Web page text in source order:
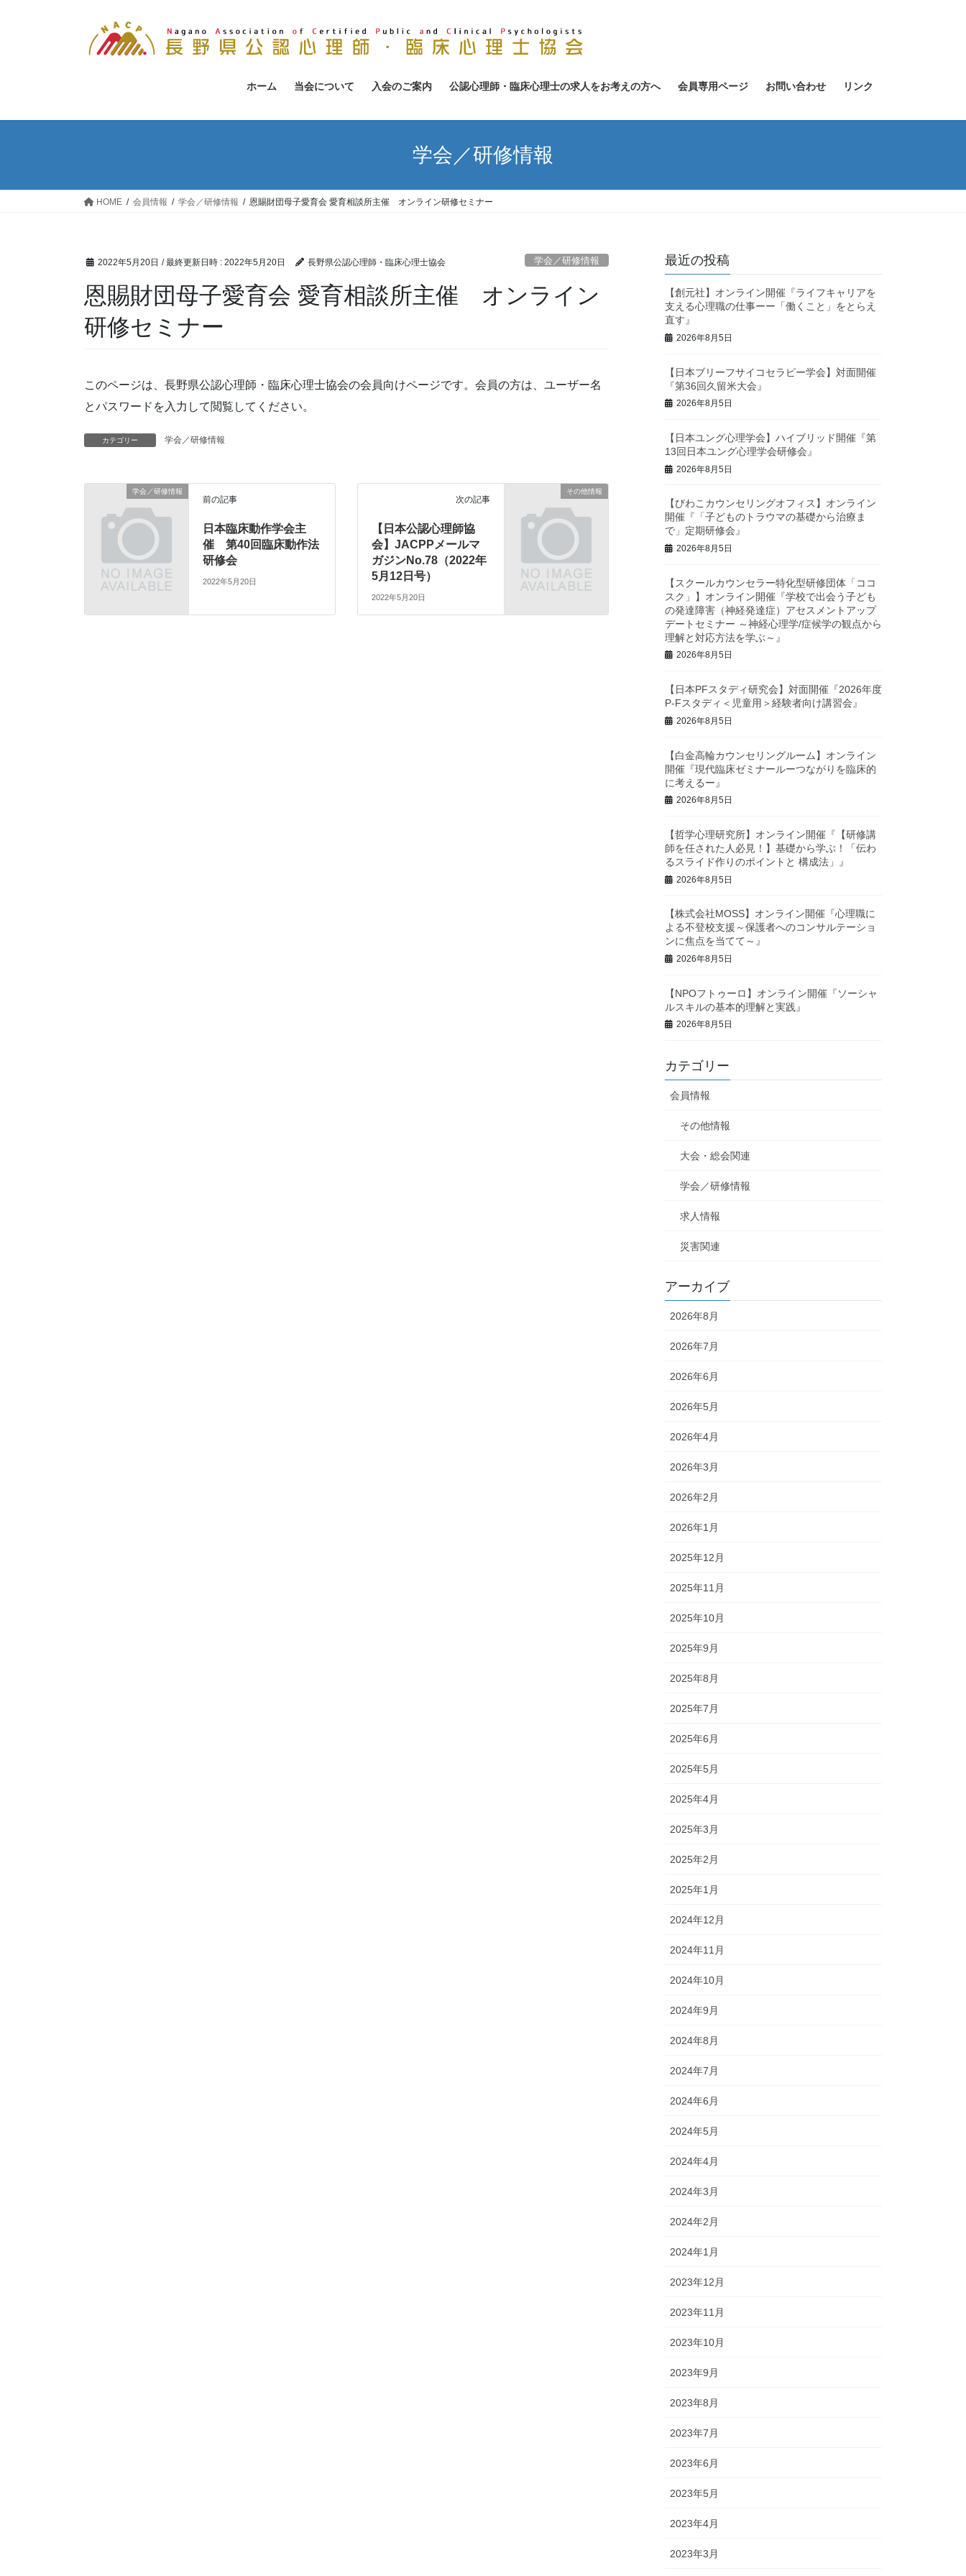
ホーム 当会について 入会のご案内 公認心理師・臨床心理士の求人をお考えの方へ 会員専用ページ お問い合わせ リンク
学会／研修情報
HOME 会員情報 学会／研修情報 恩賜財団母子愛育会 愛育相談所主催 オンライン研修セミナー
2022年5月20日 / 最終更新日時 : 2022年5月20日 長野県公認心理師・臨床心理士協会 学会／研修情報
恩賜財団母子愛育会 愛育相談所主催 オンライン
研修セミナー
このページは、長野県公認心理師・臨床心理士協会の会員向けページです。会員の方は、ユーザー名
とパスワードを入力して閲覧してください。
カテゴリー 学会／研修情報
学会／研修情報
前の記事
日本臨床動作学会主
催 第40回臨床動作法
研修会
2022年5月20日
その他情報
次の記事
【日本公認心理師協
会】JACPPメールマ
ガジンNo.78（2022年
5月12日号）
2022年5月20日
最近の投稿
【創元社】オンライン開催『ライフキャリアを
支える心理職の仕事ーー「働くこと」をとらえ
直す』
2026年8月5日
【日本ブリーフサイコセラピー学会】対面開催
『第36回久留米大会』
2026年8月5日
【日本ユング心理学会】ハイブリッド開催『第
13回日本ユング心理学会研修会』
2026年8月5日
【びわこカウンセリングオフィス】オンライン
開催『「子どものトラウマの基礎から治療ま
で」定期研修会』
2026年8月5日
【スクールカウンセラー特化型研修団体「ココ
スク」】オンライン開催『学校で出会う子ども
の発達障害（神経発達症）アセスメントアップ
デートセミナー ～神経心理学/症候学の観点から
理解と対応方法を学ぶ～』
2026年8月5日
【日本PFスタディ研究会】対面開催『2026年度
P-Fスタディ＜児童用＞経験者向け講習会』
2026年8月5日
【白金高輪カウンセリングルーム】オンライン
開催『現代臨床ゼミナールーつながりを臨床的
に考えるー』
2026年8月5日
【哲学心理研究所】オンライン開催『【研修講
師を任された人必見！】基礎から学ぶ！「伝わ
るスライド作りのポイントと 構成法」』
2026年8月5日
【株式会社MOSS】オンライン開催『心理職に
よる不登校支援～保護者へのコンサルテーショ
ンに焦点を当てて～』
2026年8月5日
【NPOフトゥーロ】オンライン開催『ソーシャ
ルスキルの基本的理解と実践』
2026年8月5日
カテゴリー
会員情報
その他情報
大会・総会関連
学会／研修情報
求人情報
災害関連
アーカイブ
2026年8月
2026年7月
2026年6月
2026年5月
2026年4月
2026年3月
2026年2月
2026年1月
2025年12月
2025年11月
2025年10月
2025年9月
2025年8月
2025年7月
2025年6月
2025年5月
2025年4月
2025年3月
2025年2月
2025年1月
2024年12月
2024年11月
2024年10月
2024年9月
2024年8月
2024年7月
2024年6月
2024年5月
2024年4月
2024年3月
2024年2月
2024年1月
2023年12月
2023年11月
2023年10月
2023年9月
2023年8月
2023年7月
2023年6月
2023年5月
2023年4月
2023年3月